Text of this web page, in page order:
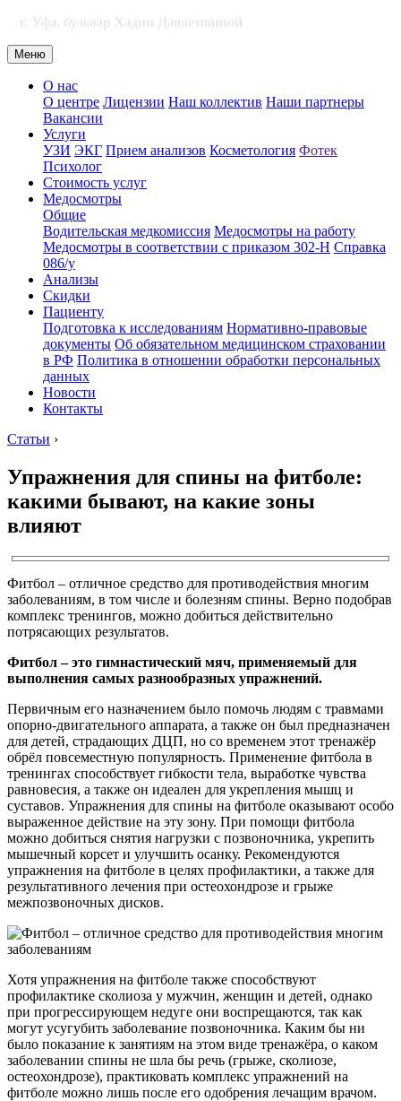
г. Уфа, бульвар Хадии Давлетшиной
Меню
О нас
О центре Лицензии Наш коллектив Наши партнеры
Вакансии
Услуги
УЗИ ЭКГ Прием анализов Косметология Фотек
Психолог
Стоимость услуг
Медосмотры
Общие
Водительская медкомиссия Медосмотры на работу
Медосмотры в соответствии с приказом 302-Н Справка
086/у
Анализы
Скидки
Пациенту
Подготовка к исследованиям Нормативно-правовые
документы Об обязательном медицинском страховании
в РФ Политика в отношении обработки персональных
данных
Новости
Контакты
Статьи ›
Упражнения для спины на фитболе:
какими бывают, на какие зоны
влияют
Фитбол – отличное средство для противодействия многим
заболеваниям, в том числе и болезням спины. Верно подобрав
комплекс тренингов, можно добиться действительно
потрясающих результатов.
Фитбол – это гимнастический мяч, применяемый для
выполнения самых разнообразных упражнений.
Первичным его назначением было помочь людям с травмами
опорно-двигательного аппарата, а также он был предназначен
для детей, страдающих ДЦП, но со временем этот тренажёр
обрёл повсеместную популярность. Применение фитбола в
тренингах способствует гибкости тела, выработке чувства
равновесия, а также он идеален для укрепления мышц и
суставов. Упражнения для спины на фитболе оказывают особо
выраженное действие на эту зону. При помощи фитбола
можно добиться снятия нагрузки с позвоночника, укрепить
мышечный корсет и улучшить осанку. Рекомендуются
упражнения на фитболе в целях профилактики, а также для
результативного лечения при остеохондрозе и грыже
межпозвоночных дисков.
Хотя упражнения на фитболе также способствуют
профилактике сколиоза у мужчин, женщин и детей, однако
при прогрессирующем недуге они воспрещаются, так как
могут усугубить заболевание позвоночника. Каким бы ни
было показание к занятиям на этом виде тренажёра, о каком
заболевании спины не шла бы речь (грыже, сколиозе,
остеохондрозе), практиковать комплекс упражнений на
фитболе можно лишь после его одобрения лечащим врачом.